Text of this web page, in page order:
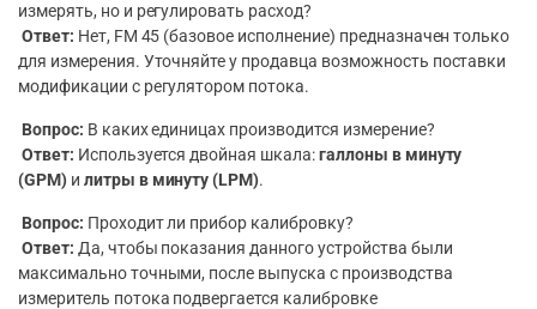
измерять, но и регулировать расход?
Ответ: Нет, FM 45 (базовое исполнение) предназначен только
для измерения. Уточняйте у продавца возможность поставки
модификации с регулятором потока.
Вопрос: В каких единицах производится измерение?
Ответ: Используется двойная шкала:галлоны в минуту
(GPM)и литры в минуту (LPM).
Вопрос: Проходит ли прибор калибровку?
Ответ: Да, чтобы показания данного устройства были
максимально точными, после выпуска с производства
измеритель потока подвергается калибровке